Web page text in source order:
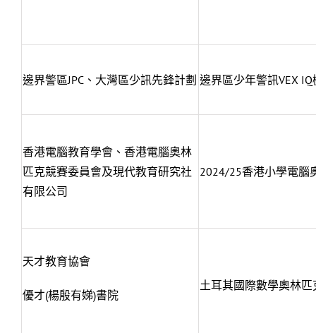
邊界警區JPC、大灣區少訊先鋒計劃 邊界區少年警訊VEX
香港電腦教育學會、香港電腦奧林
匹克競賽委員會及現代教育研究社
有限公司
2024/25香港小學電腦
天才教育協會
優才(楊殷有娣)書院
土耳其國際數學奧林匹